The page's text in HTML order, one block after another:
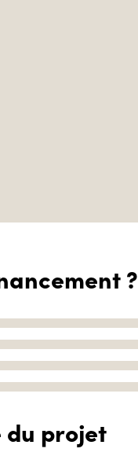
?
du projet